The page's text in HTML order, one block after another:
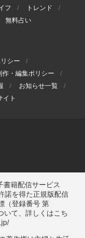
フ
トレンド
無料占い
シー
作・編集ポリシー
お知らせ一覧
イト
書籍配信サービス
諾を得た正規版配信
（登録番号 第
いて、詳しくはこち